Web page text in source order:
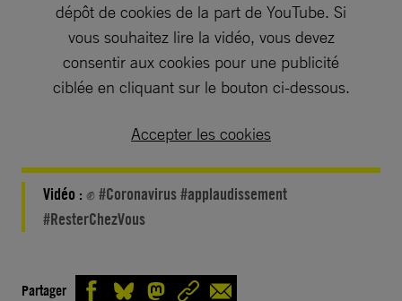
dépôt de cookies de la part de YouTube. Si
vous souhaitez lire la vidéo, vous devez
consentir aux cookies pour une publicité
ciblée en cliquant sur le bouton ci-dessous.
Accepter les cookies
Vidéo : ✊ #Coronavirus #applaudissement
#ResterChezVous
Partager